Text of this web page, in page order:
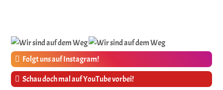
Folgt uns auf Instagram!
Schau doch mal auf YouTube vorbei!